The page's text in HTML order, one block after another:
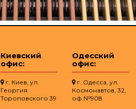
Киевский
офис:
г. Киев, ул.
Георгия
Тороповского 39
Одесский
офис:
г. Одесса, ул.
Космонавтов, 32,
оф.№908